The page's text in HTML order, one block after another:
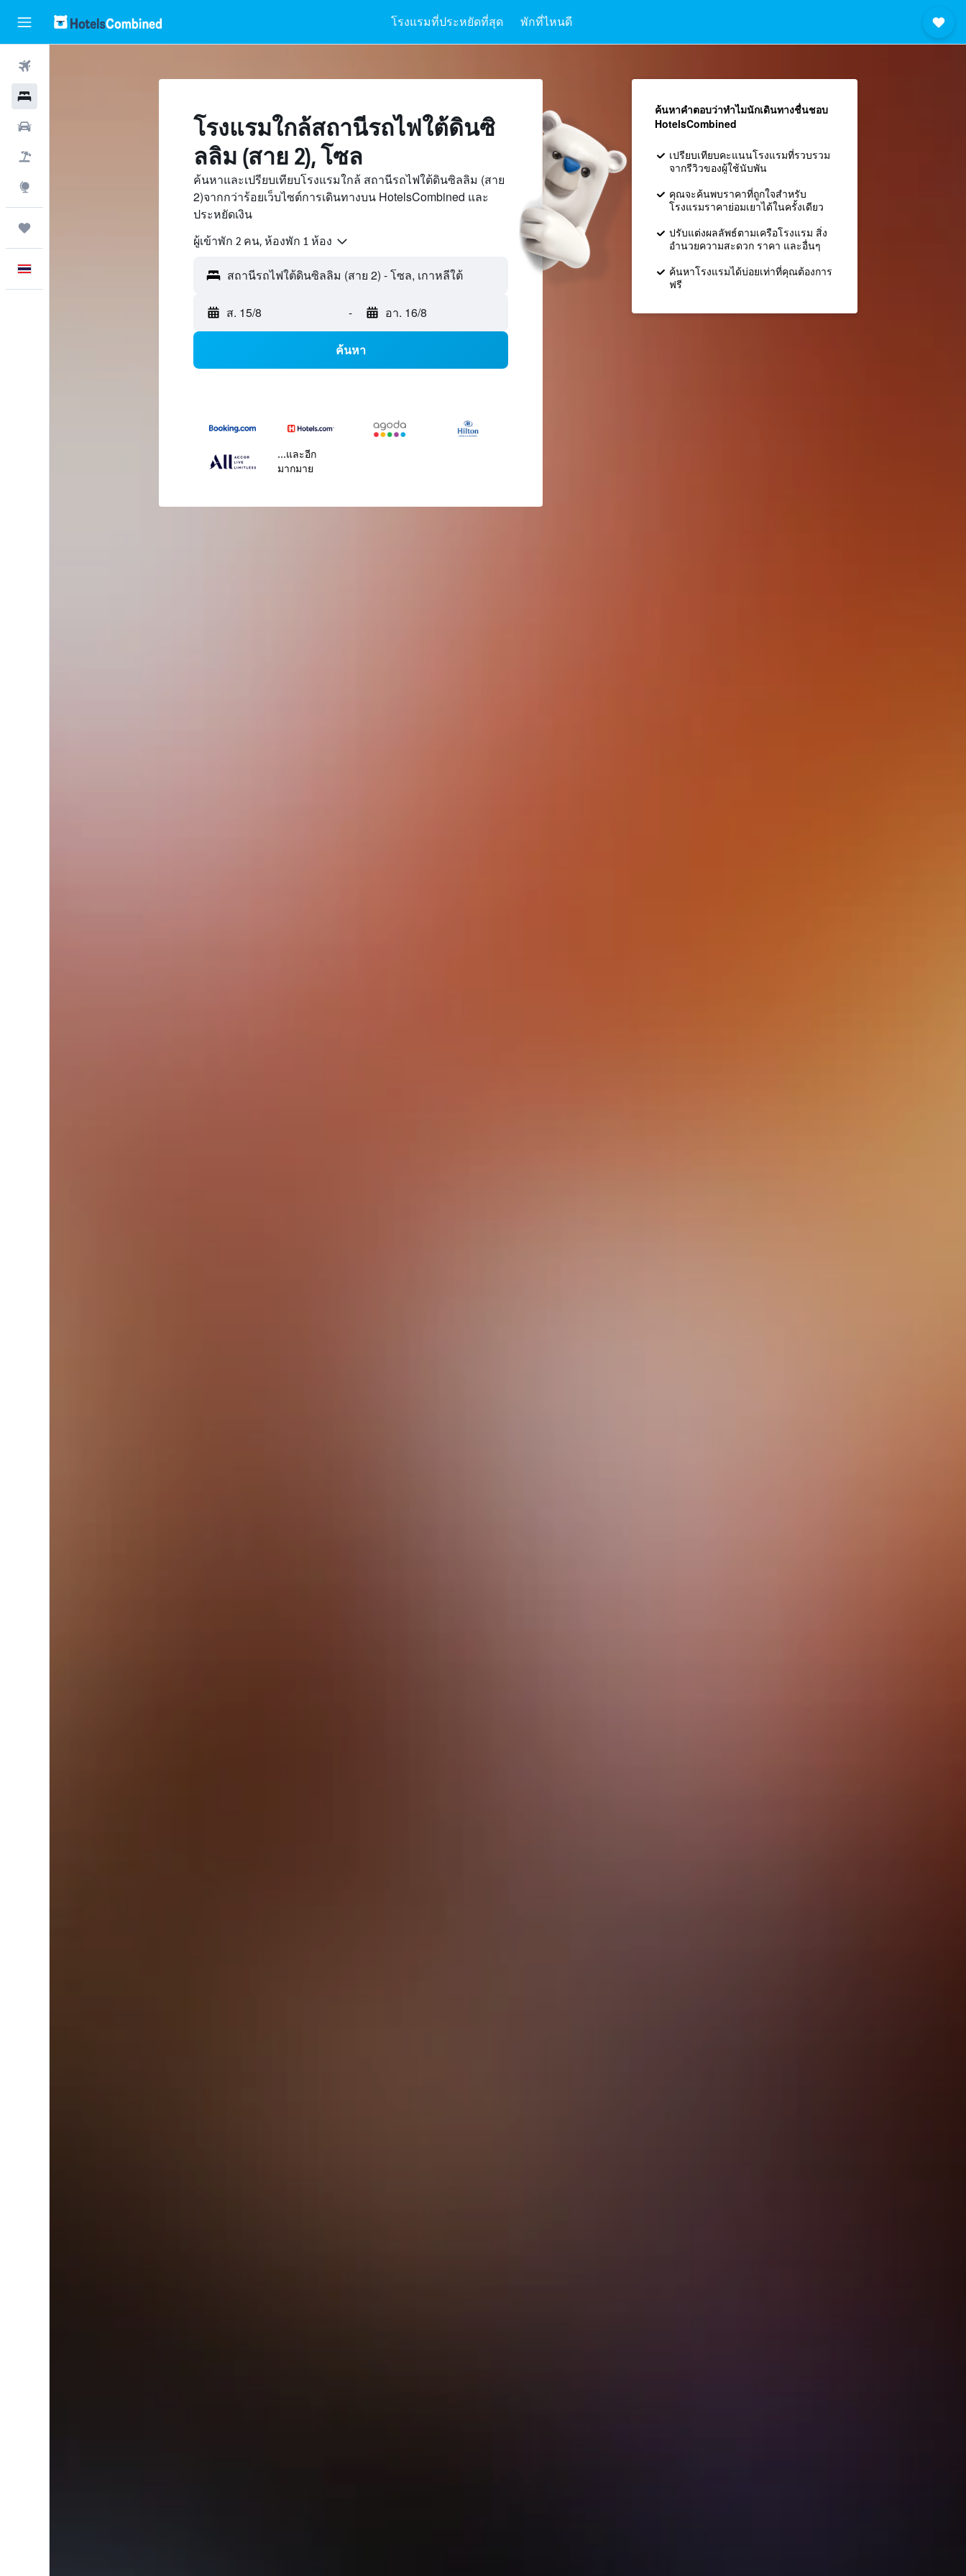
โรงแรมที่ประหยัดที่สุด พักที่ไหนดี
โรงแรมใกล้สถานีรถไฟใต้ดินซิ
ลลิม (สาย 2), โซล
ค้นหาและเปรียบเทียบโรงแรมใกล้ สถานีรถไฟใต้ดินซิลลิม (สาย
2)จากกว่าร้อยเว็บไซต์การเดินทางบน HotelsCombined และ
ประหยัดเงิน
ผู้เข้าพัก 2 คน, ห้องพัก 1 ห้อง
ส. 15/8 - อา. 16/8
ค้นหา
...และอีก
มากมาย
ค้นหาคำตอบว่าทำไมนักเดินทางชื่นชอบ
HotelsCombined
เปรียบเทียบคะแนนโรงแรมที่รวบรวม
จากรีวิวของผู้ใช้นับพัน
คุณจะค้นพบราคาที่ถูกใจสำหรับ
โรงแรมราคาย่อมเยาได้ในครั้งเดียว
ปรับแต่งผลลัพธ์ตามเครือโรงแรม สิ่ง
อำนวยความสะดวก ราคา และอื่นๆ
ค้นหาโรงแรมได้บ่อยเท่าที่คุณต้องการ
ฟรี